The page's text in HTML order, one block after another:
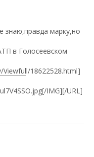
знаю,правда марку,но
в Голосеевском
Viewfull/18622528.html]
IMG][/URL]